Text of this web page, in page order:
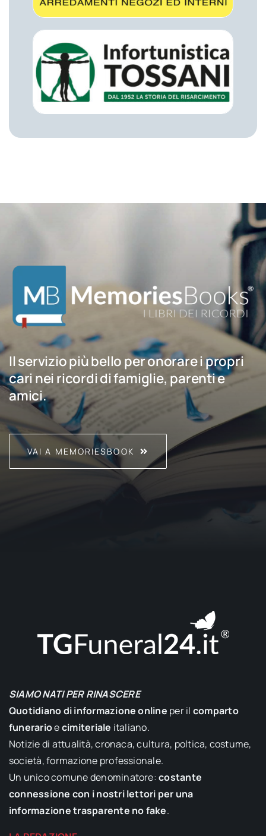
Il servizio più bello per onorare i propri
cari nei ricordi di famiglie, parenti e
amici.
VAI A MEMORIESBOOK
SIAMO NATI PER RINASCERE
Quotidiano di informazione online per il comparto
funerarioecimiteriale italiano.
Notizie di attualità, cronaca, cultura, poltica, costume,
società, formazione professionale.
Un unico comune denominatore:costante
connessione con i nostri lettori per una
informazione trasparente no fake.